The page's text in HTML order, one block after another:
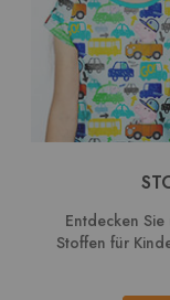
Entdecken
Stoffen für